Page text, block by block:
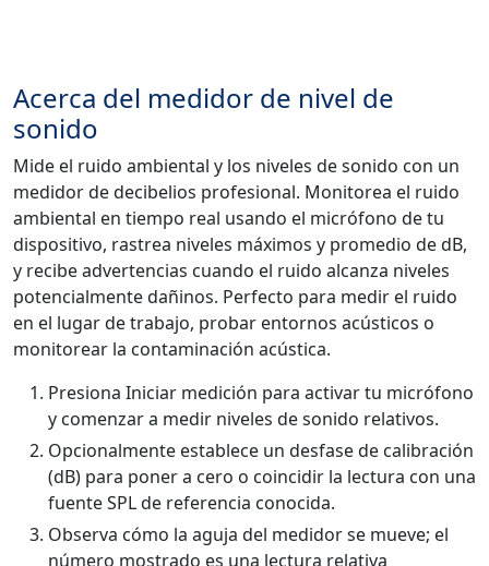
Acerca del medidor de nivel de
sonido
Mide el ruido ambiental y los niveles de sonido con un
medidor de decibelios profesional. Monitorea el ruido
ambiental en tiempo real usando el micrófono de tu
dispositivo, rastrea niveles máximos y promedio de dB,
y recibe advertencias cuando el ruido alcanza niveles
potencialmente dañinos. Perfecto para medir el ruido
en el lugar de trabajo, probar entornos acústicos o
monitorear la contaminación acústica.
Presiona Iniciar medición para activar tu micrófono
y comenzar a medir niveles de sonido relativos.
Opcionalmente establece un desfase de calibración
(dB) para poner a cero o coincidir la lectura con una
fuente SPL de referencia conocida.
Observa cómo la aguja del medidor se mueve; el
número mostrado es una lectura relativa